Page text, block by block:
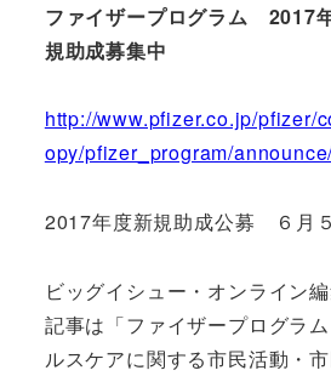
ファイザープログラム 2017
規助成募集中
http://www.pfizer.co.jp/pfizer/
opy/pfizer_program/
2017年度新規助成公募 ６月
ビッグイシュー・オンライン
記事は「ファイザープログラ
ルスケアに関する市民活動・